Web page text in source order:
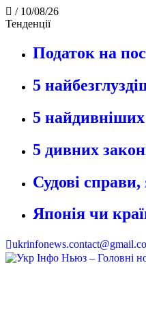
/ 10/08/26
Тенденції
Податок на
5
5 найдивніших
5 дивних
Судові
Японія чи